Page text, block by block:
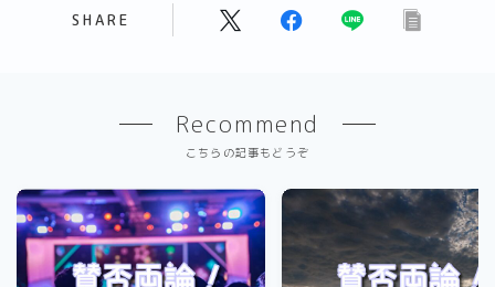
SHARE
Recommend
こちらの記事もどうぞ